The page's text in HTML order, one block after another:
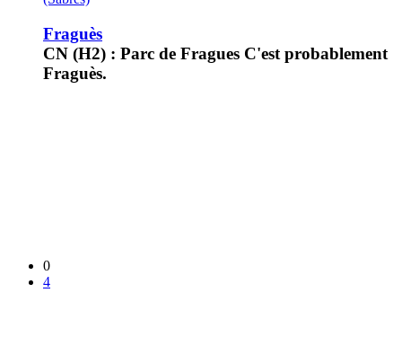
Fraguès
CN (H2) : Parc de Fragues C'est probablement
Fraguès.
0
4